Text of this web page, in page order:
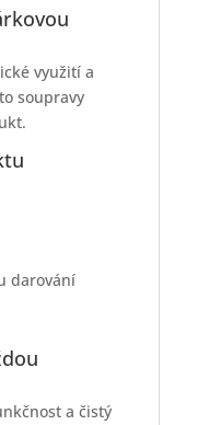
využití a
soupravy
darování
a čistý